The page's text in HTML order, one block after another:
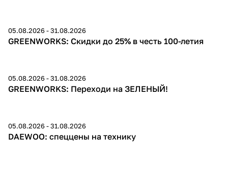
05.08.2026 - 31.08.2026
GREENWORKS: Скидки до 25% в честь 100-летия
05.08.2026 - 31.08.2026
GREENWORKS: Переходи на ЗЕЛЕНЫЙ!
05.08.2026 - 31.08.2026
DAEWOO: спеццены на технику
по25%каждые 2 недели